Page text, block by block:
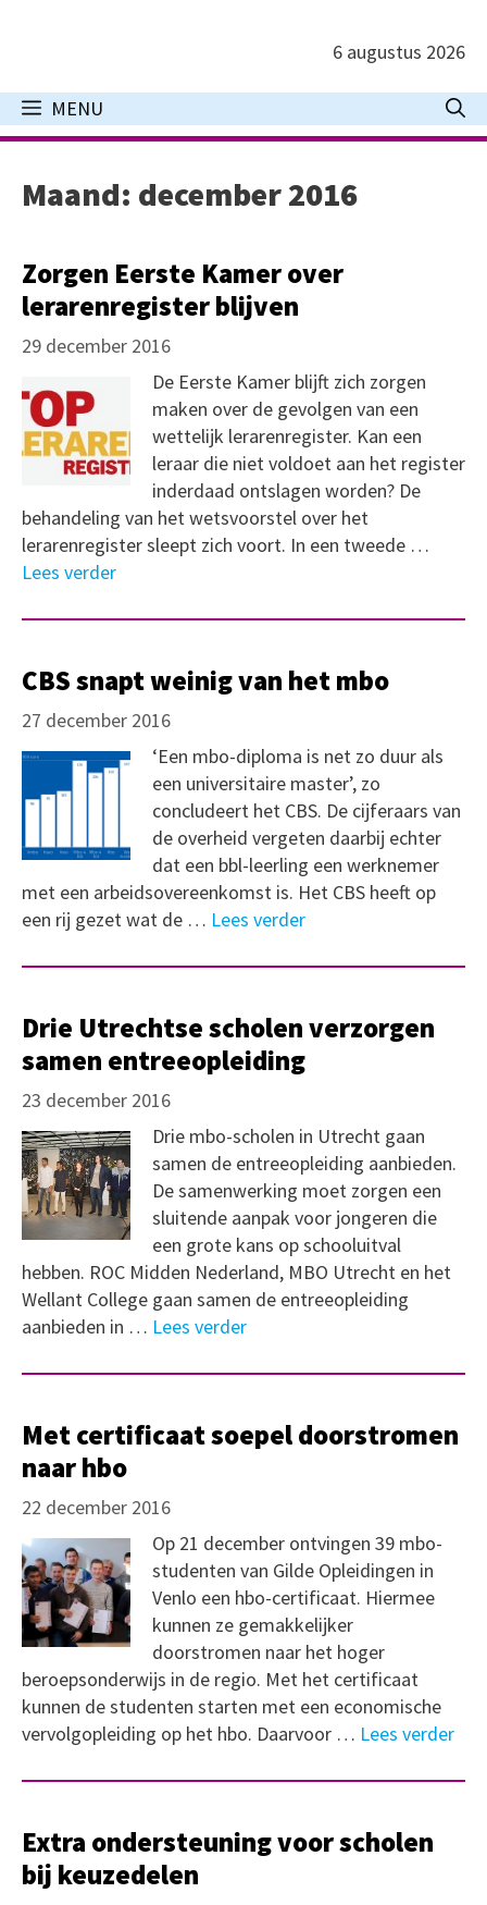
inhoud
6 augustus 2026
MENU
Maand: december 2016
Zorgen Eerste Kamer over
lerarenregister blijven
29 december 2016
De Eerste Kamer blijft zich zorgen
maken over de gevolgen van een
wettelijk lerarenregister. Kan een
leraar die niet voldoet aan het register
inderdaad ontslagen worden? De
behandeling van het wetsvoorstel over het
lerarenregister sleept zich voort. In een tweede …
Lees verder
CBS snapt weinig van het mbo
27 december 2016
‘Een mbo-diploma is net zo duur als
een universitaire master’, zo
concludeert het CBS. De cijferaars van
de overheid vergeten daarbij echter
dat een bbl-leerling een werknemer
met een arbeidsovereenkomst is. Het CBS heeft op
een rij gezet wat de … Lees verder
Drie Utrechtse scholen verzorgen
samen entreeopleiding
23 december 2016
Drie mbo-scholen in Utrecht gaan
samen de entreeopleiding aanbieden.
De samenwerking moet zorgen een
sluitende aanpak voor jongeren die
een grote kans op schooluitval
hebben. ROC Midden Nederland, MBO Utrecht en het
Wellant College gaan samen de entreeopleiding
aanbieden in … Lees verder
Met certificaat soepel doorstromen
naar hbo
22 december 2016
Op 21 december ontvingen 39 mbo-
studenten van Gilde Opleidingen in
Venlo een hbo-certificaat. Hiermee
kunnen ze gemakkelijker
doorstromen naar het hoger
beroepsonderwijs in de regio. Met het certificaat
kunnen de studenten starten met een economische
vervolgopleiding op het hbo. Daarvoor … Lees verder
Extra ondersteuning voor scholen
bij keuzedelen